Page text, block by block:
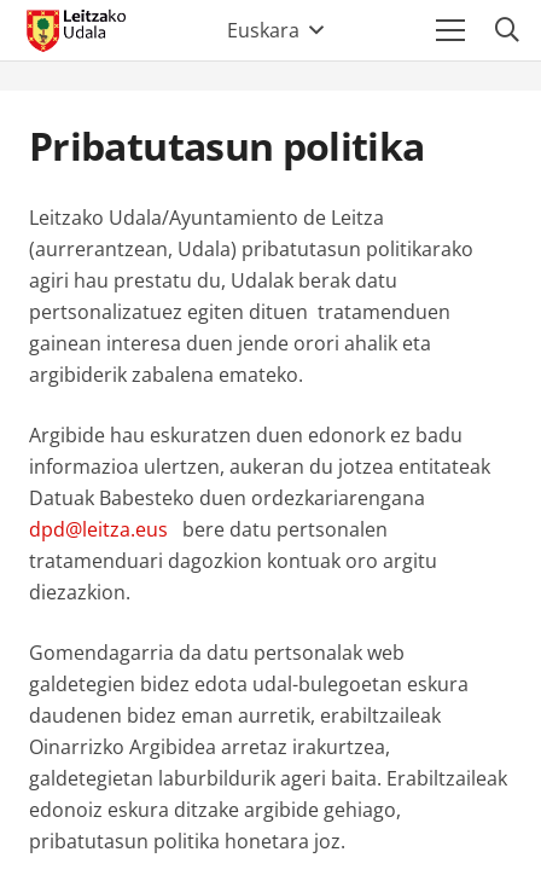
Euskara
Pribatutasun politika
Leitzako Udala/Ayuntamiento de Leitza
(aurrerantzean, Udala) pribatutasun politikarako
agiri hau prestatu du, Udalak berak datu
pertsonalizatuez egiten dituen tratamenduen
gainean interesa duen jende orori ahalik eta
argibiderik zabalena emateko.
Argibide hau eskuratzen duen edonork ez badu
informazioa ulertzen, aukeran du jotzea entitateak
Datuak Babesteko duen ordezkariarengana
dpd@leitza.eus bere datu pertsonalen
tratamenduari dagozkion kontuak oro argitu
diezazkion.
Gomendagarria da datu pertsonalak web
galdetegien bidez edota udal-bulegoetan eskura
daudenen bidez eman aurretik, erabiltzaileak
Oinarrizko Argibidea arretaz irakurtzea,
galdetegietan laburbildurik ageri baita. Erabiltzaileak
edonoiz eskura ditzake argibide gehiago,
pribatutasun politika honetara joz.